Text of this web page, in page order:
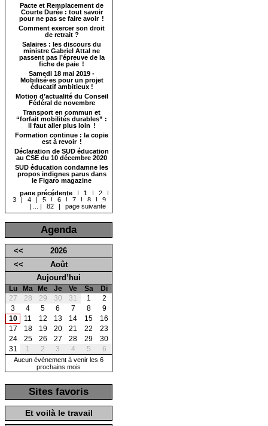
Pacte et Remplacement de
Courte Durée : tout savoir
pour ne pas se faire avoir !
Comment exercer son droit
de retrait ?
Salaires : les discours du
ministre Gabriel Attal ne
passent pas l’épreuve de la
fiche de paie !
Samedi 18 mai 2019 -
Mobilisé·es pour un projet
éducatif ambitieux !
Motion d’actualité du Conseil
Fédéral de novembre
Transport en commun et
“forfait mobilités durables” :
il faut aller plus loin !
Formation continue : la copie
est à revoir !
Déclaration de SUD éducation
au CSE du 10 décembre 2020
SUD éducation condamne les
propos indignes parus dans
le Figaro magazine
page précédente
| 1 | 2
|
3
| 4 | 5 | 6 | 7 | 8 |
9
|
| 82 | page suivante
Agenda
<<
2026
<<
Août
Aujourd’hui
Lu Ma Me Je Ve Sa
Di
27
28 29 30 31 1
2
3
4 5 6 7 8
9
10
11 12 13 14 15
16
17
18 19 20 21 22
23
24
25 26 27 28 29
30
31
1 2 3 4 5 6
Aucun évènement à venir les 6
prochains mois
Sites favoris
Et voilà le travail